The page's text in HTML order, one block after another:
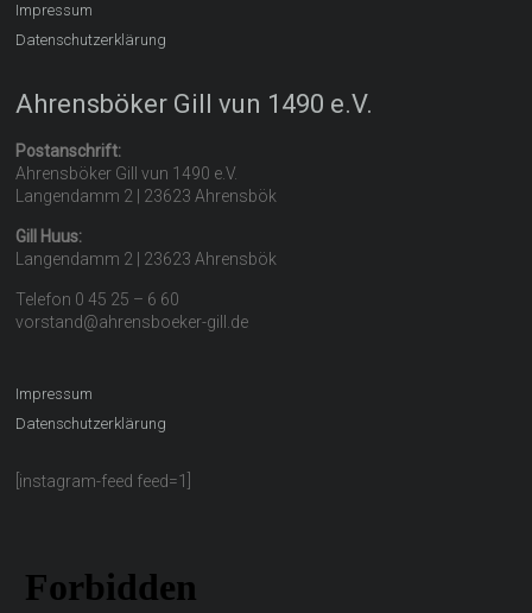
Impressum
Datenschutzerklärung
Ahrensböker Gill vun 1490 e.V.
Postanschrift:
Ahrensböker Gill vun 1490 e.V.
Langendamm 2 | 23623 Ahrensbök
Gill Huus:
Langendamm 2 | 23623 Ahrensbök
Telefon 0 45 25 – 6 60
vorstand@ahrensboeker-gill.de
Impressum
Datenschutzerklärung
[instagram-feed feed=1]